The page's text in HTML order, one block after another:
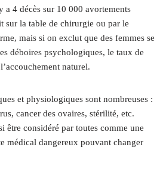
a 4 décès sur 10 000 avortements
sur la table de chirurgie ou par le
mais si on exclut que des femmes se
déboires psychologiques, le taux de
naturel.
et physiologiques sont nombreuses :
cancer des ovaires, stérilité, etc.
être considéré par toutes comme une
médical dangereux pouvant changer